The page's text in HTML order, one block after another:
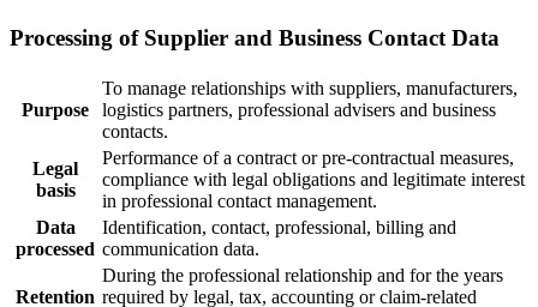
Processing of Supplier and Business Contact Data
Purpose
To manage relationships with suppliers, manufacturers,
logistics partners, professional advisers and business
contacts.
Legal
basis
Performance of a contract or pre-contractual measures,
compliance with legal obligations and legitimate interest
in professional contact management.
Data
processed
Identification, contact, professional, billing and
communication data.
Retention
During the professional relationship and for the years
required by legal, tax, accounting or claim-related